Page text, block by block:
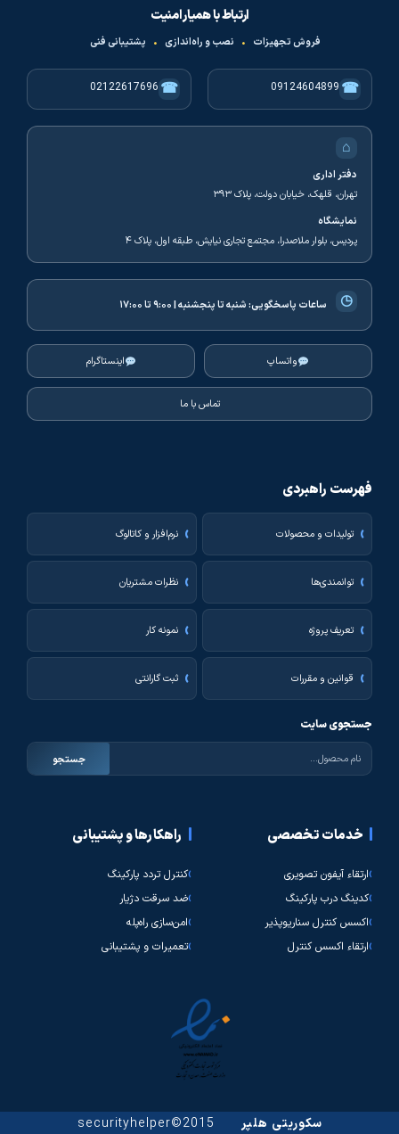
ارتباط با همیار امنیت
فروش تجهیزات • نصب و راه‌اندازی • پشتیبانی فنی
☎
09124604899
☎
02122617696
⌂
دفتر اداری
تهران، قلهک، خیابان دولت، پلاک ۳۹۳
نمایشگاه
پردیس، بلوار ملاصدرا، مجتمع تجاری نیایش، طبقه اول، پلاک ۴
◷ ساعات پاسخگویی:شنبه تا پنجشنبه | ۹:۰۰ تا ۱۷:۰۰
واتساپ اینستاگرام
تماس با ما
فهرست راهبردی
تولیدات و محصولات نرم‌افزار و کاتالوگ
توانمندی‌ها نظرات مشتریان
تعریف پروژه نمونه کار
قوانین و مقررات ثبت گارانتی
جستجوی سایت
جستجو
خدمات تخصصی
ارتقاء آیفون تصویری
کدینگ درب پارکینگ
اکسس کنترل سناریوپذیر
ارتقاء اکسس کنترل
راهکارها و پشتیبانی
کنترل تردد پارکینگ
ضد سرقت دژیار
امن‌سازی راه‌پله
تعمیرات و پشتیبانی
سکوریتی هلپر2015©securityhelper